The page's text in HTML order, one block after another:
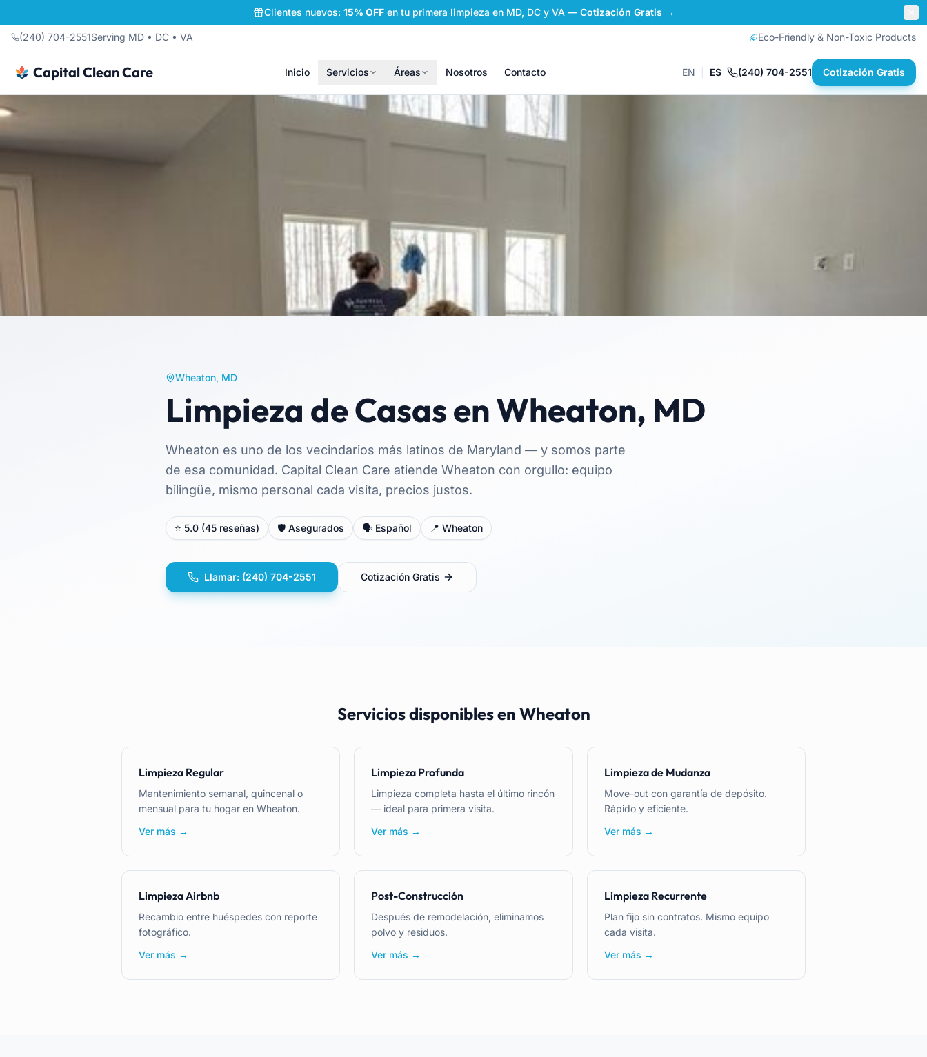
Clientes nuevos: 15% OFFen tu primera limpieza en MD, DC y VA — Cotización Gratis →
(240) 704-2551Serving MD • DC • VA Eco-Friendly & Non-Toxic Products
Capital Clean Care Inicio Servicios Áreas Nosotros Contacto EN ES (240) 704-2551 Cotización Gratis
Wheaton, MD
Limpieza de Casas en Wheaton, MD
Wheaton es uno de los vecindarios más latinos de Maryland — y somos parte
de esa comunidad. Capital Clean Care atiende Wheaton con orgullo: equipo
bilingüe, mismo personal cada visita, precios justos.
⭐ 5.0 (45 reseñas) 🛡️ Asegurados 🗣️ Español 📍 Wheaton
Llamar: (240) 704-2551 Cotización Gratis
Servicios disponibles en Wheaton
Limpieza Regular
Mantenimiento semanal, quincenal o
mensual para tu hogar en Wheaton.
Ver más →
Limpieza Profunda
Limpieza completa hasta el último rincón
— ideal para primera visita.
Ver más →
Limpieza de Mudanza
Move-out con garantía de depósito.
Rápido y eficiente.
Ver más →
Limpieza Airbnb
Recambio entre huéspedes con reporte
fotográfico.
Ver más →
Post-Construcción
Después de remodelación, eliminamos
polvo y residuos.
Ver más →
Limpieza Recurrente
Plan fijo sin contratos. Mismo equipo
cada visita.
Ver más →